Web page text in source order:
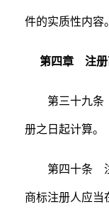
件的实质性内容。
第四章 注册
第三十九条
册之日起计算。
第四十条 注
商标注册人应当